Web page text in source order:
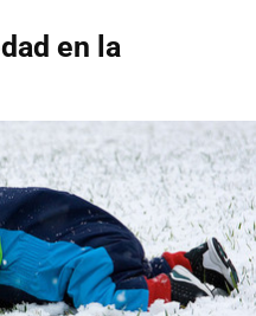
en la